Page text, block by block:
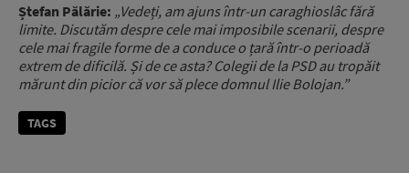
Ștefan Pălărie: „Vedeți, am ajuns într-un caraghioslâc fără
limite. Discutăm despre cele mai imposibile scenarii, despre
cele mai fragile forme de a conduce o țară într-o perioadă
extrem de dificilă. Și de ce asta? Colegii de la PSD au tropăit
mărunt din picior că vor să plece domnul Ilie Bolojan.”
TAGS